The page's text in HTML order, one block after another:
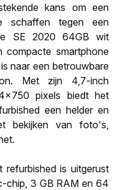
kans om een
schaffen tegen een
SE 2020 64GB wit
compacte smartphone
naar een betrouwbare
Met zijn 4,7-inch
pixels biedt het
een helder en
bekijken van foto's,
is uitgerust
chip, 3 GB RAM en 64